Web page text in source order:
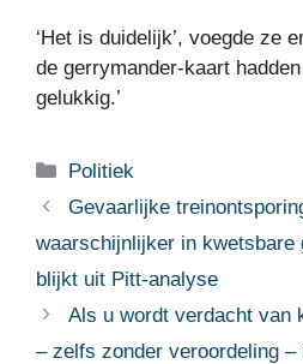
‘Het is duidelijk’, voegde ze
de gerrymander-kaart
gelukkig.’
Categorieën
Politiek
Gevaarlijke
waarschijnlijker in kwetsbare
blijkt uit Pitt-analyse
Als u wordt verdacht van
– zelfs zonder veroordeling